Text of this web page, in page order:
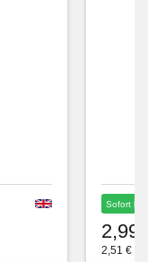
Sofort
2,99
2,51 €